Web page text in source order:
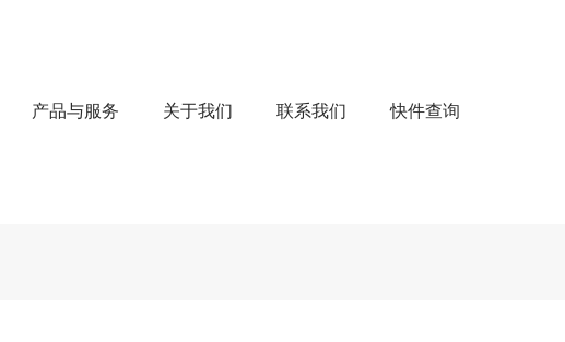
产品与服务 关于我们 联系我们 快件查询